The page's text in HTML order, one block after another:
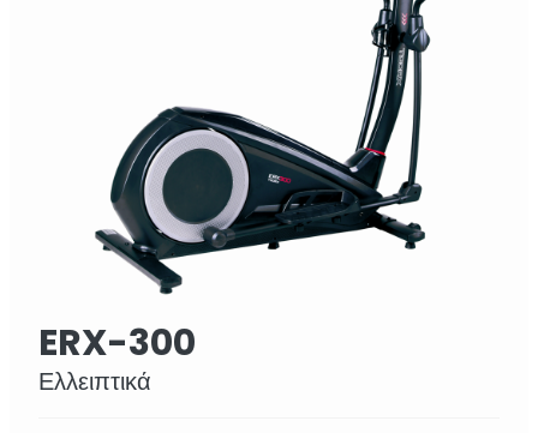
ERX-300
Ελλειπτικά